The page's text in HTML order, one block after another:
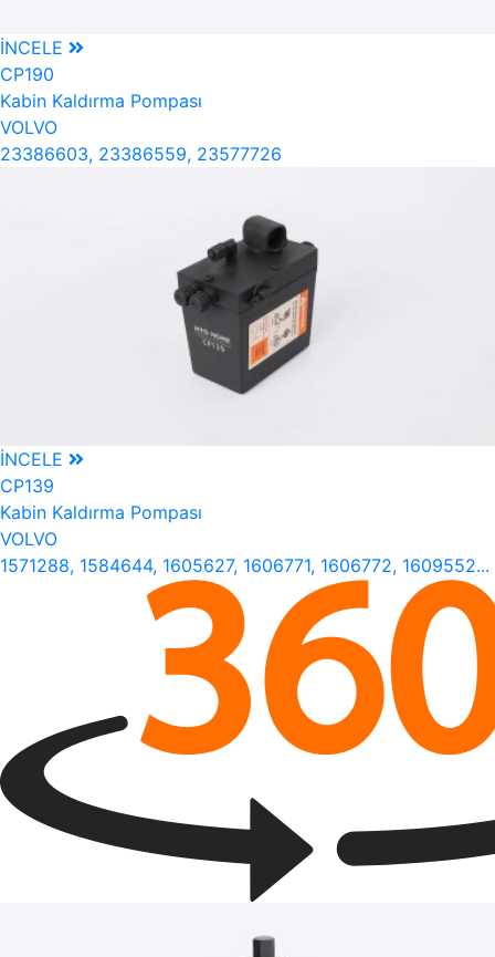
İNCELE
CP190
Kabin Kaldırma Pompası
VOLVO
23386603, 23386559, 23577726
İNCELE
CP139
Kabin Kaldırma Pompası
VOLVO
1571288, 1584644, 1605627, 1606771, 1606772, 1609552...